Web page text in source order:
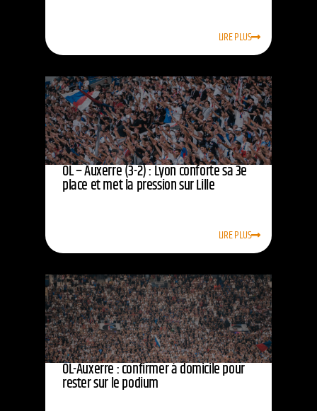
LIRE PLUS
OL – Auxerre (3-2) : Lyon conforte sa 3e
place et met la pression sur Lille
LIRE PLUS
OL-Auxerre : confirmer à domicile pour
rester sur le podium